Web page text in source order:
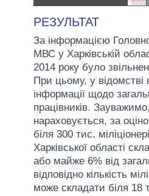
РЕЗУЛЬТАТ
За інформацією
МВС у Харківській
2014 року було
При цьому, у відомстві
інформації щодо
працівників.
нараховується, за
біля 300 тис.
Харківської області
або майже 6% від
відповідно кількість
може складати біля 18